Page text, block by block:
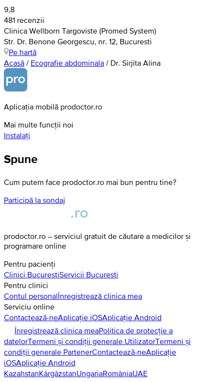
9,8
481 recenzii
Clinica Wellborn Targoviste (Promed System)
Str. Dr. Benone Georgescu, nr. 12, Bucuresti
Pe hartă
Acasă / Ecografie abdominala / Dr. Sirjita Alina
Aplicația mobilă prodoctor.ro
Mai multe funcții noi
Instalați
Spune
Cum putem face prodoctor.ro mai bun pentru tine?
Participă la sondaj
prodoctor.ro – serviciul gratuit de căutare a medicilor și
programare online
Pentru pacienți
Clinici BucurestiServicii Bucuresti
Pentru clinici
Contul personalÎnregistrează clinica mea
Serviciu online
Contactează-neAplicație iOSAplicație Android
Înregistrează clinica meaPolitica de protecție a
datelorTermeni și condiții generale UtilizatorTermeni și
condiții generale PartenerContactează-neAplicație
iOSAplicație Android
KazahstanKârgâzstanUngariaRomâniaUAE